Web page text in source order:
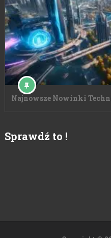
Najnowsze Nowinki
Sprawdź to !